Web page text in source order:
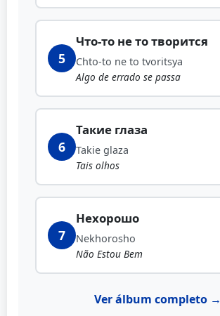
5
Что-то не то творится
Chto-to ne to tvoritsya
Algo de errado se passa
6
Такие глаза
Takie glaza
Tais olhos
7
Нехорошо
Nekhorosho
Não Estou Bem
Ver álbum completo →